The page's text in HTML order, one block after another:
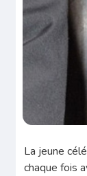
La jeune
chaque fois